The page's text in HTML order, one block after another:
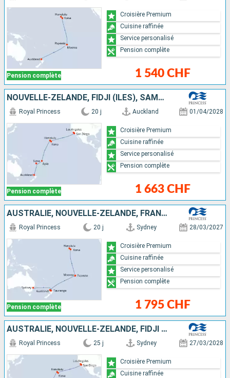
Pension complète 1 540 CHF
Croisière Premium
Cuisine raffinée
Service personalisé
Pension complète
NOUVELLE-ZÉLANDE, FIDJI (ÎLES), SAMOA, ÉTATS-UNIS
Pension complète
Royal Princess 20 j Auckland 01/04/2028
1 663 CHF
Croisière Premium
Cuisine raffinée
Service personalisé
Pension complète
AUSTRALIE, NOUVELLE-ZÉLANDE, FRANCE, ÉTATS-UNIS
Pension complète
Royal Princess 20 j Sydney 28/03/2027
1 795 CHF
Croisière Premium
Cuisine raffinée
Service personalisé
Pension complète
AUSTRALIE, NOUVELLE-ZÉLANDE, FIDJI (ÎLES), SAMOA, ÉTATS-UNIS
Royal Princess 25 j Sydney 27/03/2028
Croisière Premium
Cuisine raffinée